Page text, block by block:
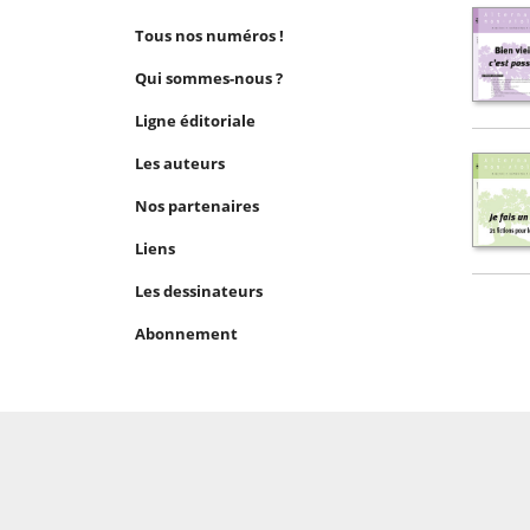
Tous nos numéros !
Qui sommes-nous ?
Ligne éditoriale
Les auteurs
Nos partenaires
Liens
Les dessinateurs
Abonnement